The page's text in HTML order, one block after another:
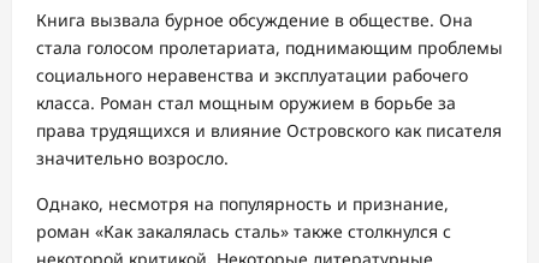
Книга вызвала бурное обсуждение в обществе. Она
стала голосом пролетариата, поднимающим проблемы
социального неравенства и эксплуатации рабочего
класса. Роман стал мощным оружием в борьбе за
права трудящихся и влияние Островского как писателя
значительно возросло.
Однако, несмотря на популярность и признание,
роман «Как закалялась сталь» также столкнулся с